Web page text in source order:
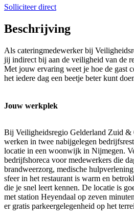
Solliciteer direct
Beschrijving
Als cateringmedewerker bij
jij indirect bij aan de veiligheid van de
Met jouw ervaring weet je hoe de gast
het iedere dag een beetje beter kunt
Jouw werkplek
Bij Veiligheidsregio Gelderland Zuid
werken in twee nabijgelegen
locatie in een woonwijk in Nijmegen.
bedrijfshoreca voor medewerkers die
brandweerzorg, medische
sfeer in het restaurant is warm en
die je snel leert kennen. De locatie is
met station Heyendaal op zeven
er gratis parkeergelegenheid op het